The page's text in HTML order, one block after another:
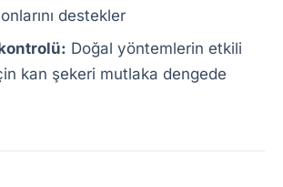
destekler
Doğal yöntemlerin etkili
kan şekeri mutlaka dengede